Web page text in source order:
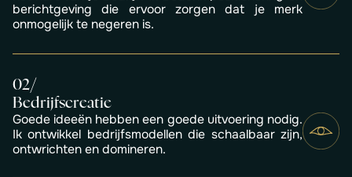
berichtgeving die ervoor zorgen dat je merk
onmogelijk te negeren is.
02/
Bedrijfscreatie
Goede ideeën hebben een goede uitvoering nodig.
Ik ontwikkel bedrijfsmodellen die schaalbaar zijn,
ontwrichten en domineren.